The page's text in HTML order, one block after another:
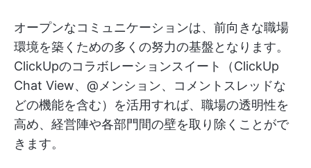
オープンなコミュニケーションは、前向きな職場
環境を築くための多くの努力の基盤となります。
ClickUpのコラボレーションスイート（ClickUp
Chat View、@メンション、コメントスレッドな
どの機能を含む）を活用すれば、職場の透明性を
高め、経営陣や各部門間の壁を取り除くことがで
きます。